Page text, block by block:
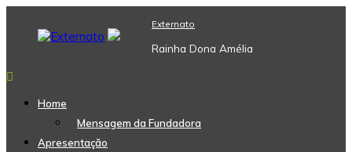
content
Externato
Rainha Dona Amélia
Home
Mensagem da Fundadora
Apresentação